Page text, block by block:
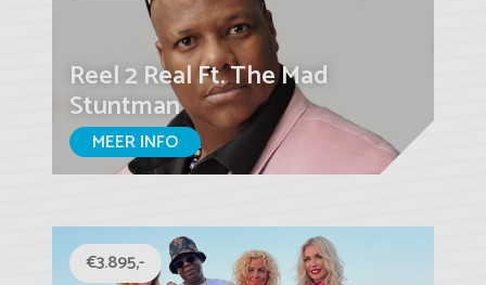
Reel 2 Real Ft. The Mad
Stuntman
MEER INFO
€3.895,-